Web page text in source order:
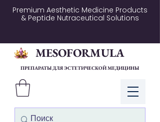
Premium Aesthetic Medicine Products
& Peptide Nutraceutical Solutions
Войти
MESOFORMULA
ПРЕПАРАТЫ ДЛЯ ЭСТЕТИЧЕСКОЙ МЕДИЦИНЫ